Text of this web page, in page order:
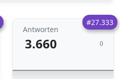
#27.333
Antworten
3.660 0